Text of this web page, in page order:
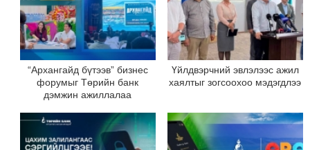
“Архангайд бүтээв” бизнес
форумыг Төрийн банк
дэмжин ажиллалаа
Үйлдвэрчний эвлэлээс ажил
хаялтыг зогсоохоо мэдэгдлээ